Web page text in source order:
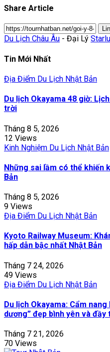
Share Article
Du Lịch Châu Âu - Đại Lý
Tin Mới Nhất
Địa Điểm Du Lịch Nhật Bản
Du lịch Okayama 48 giờ:
trời
Tháng 8 5, 2026
12 Views
Kinh Nghiệm Du Lịch Nhật Bản
Những sai lầm có thể khiến
Bản
Tháng 8 5, 2026
9 Views
Địa Điểm Du Lịch Nhật Bản
Kyoto Railway Museum:
hấp dẫn bậc nhất Nhật Bản
Tháng 7 24, 2026
49 Views
Địa Điểm Du Lịch Nhật Bản
Du lịch Okayama: Cẩm
dương” đẹp bình yên và đầy
Tháng 7 21, 2026
70 Views